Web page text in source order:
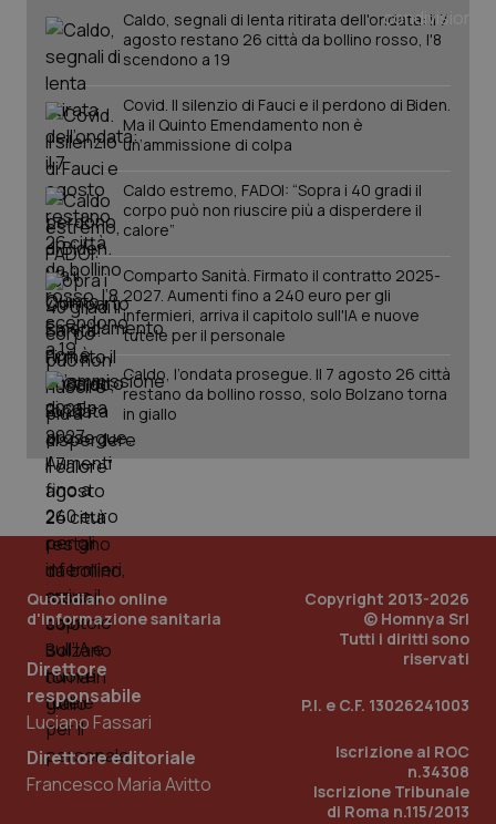
Caldo, segnali di lenta ritirata dell'ondata: il 7
agosto restano 26 città da bollino rosso, l'8
scendono a 19
Covid. Il silenzio di Fauci e il perdono di Biden.
Ma il Quinto Emendamento non è
un’ammissione di colpa
Caldo estremo, FADOI: “Sopra i 40 gradi il
corpo può non riuscire più a disperdere il
calore”
Comparto Sanità. Firmato il contratto 2025-
2027. Aumenti fino a 240 euro per gli
infermieri, arriva il capitolo sull'IA e nuove
tutele per il personale
Caldo, l’ondata prosegue. Il 7 agosto 26 città
restano da bollino rosso, solo Bolzano torna
in giallo
Quotidiano online
d'informazione sanitaria
Direttore
responsabile
Luciano Fassari
Direttore editoriale
Francesco Maria Avitto
Copyright 2013-2026
© Homnya Srl
Tutti i diritti sono
riservati
P.I. e C.F. 13026241003
Iscrizione al ROC
n.34308
Iscrizione Tribunale
di Roma n.115/2013
tracking-sites-ironfish-
session-id
www.quotidianosanita.it
_ga
.quotidianosanita.it
PHPSESSID
www.quotidianosanita.it